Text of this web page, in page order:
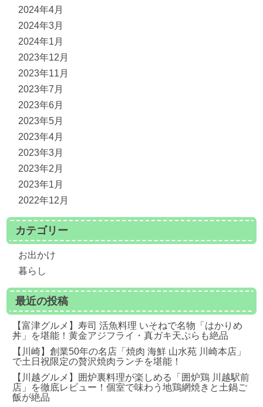
2024年4月
2024年3月
2024年1月
2023年12月
2023年11月
2023年7月
2023年6月
2023年5月
2023年4月
2023年3月
2023年2月
2023年1月
2022年12月
カテゴリー
お出かけ
暮らし
最近の投稿
【富津グルメ】寿司 活魚料理 いそねで名物「はかりめ
丼」を堪能！黄金アジフライ・真ガキ天ぷらも絶品
【川崎】創業50年の名店「焼肉 海鮮 山水苑 川崎本店」
で土日祝限定の贅沢焼肉ランチを堪能！
【川越グルメ】囲炉裏料理が楽しめる「囲炉鶏 川越駅前
店」を徹底レビュー！個室で味わう地鶏網焼きと土鍋ご
飯が絶品